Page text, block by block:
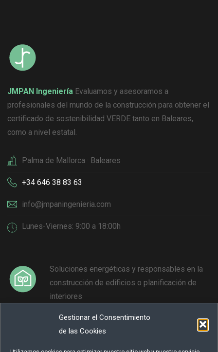
Gestionar el Consentimiento
de las Cookies
JMPAN Ingeniería Evaluamos y asesoramos a
profesionales del mundo de la construcción para obtener el
certificado de sostenibilidad VERDE tanto en Baleares,
como a nivel estatal.
Palma de Mallorca · Baleares
+34 646 38 83 63
info@jmpaningenieria.com
Lunes-Viernes: 9:00 a 18:00h
Soluciones energéticas y responsables en la
construcción de edificios o planificación de
interiores
Reducción y neutralización de emisiones de
GEI para contribuir a la lucha contra el cambio